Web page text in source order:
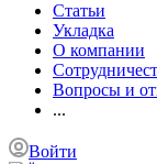
Статьи
Укладка
О компании
Вопросы и
...
Войти